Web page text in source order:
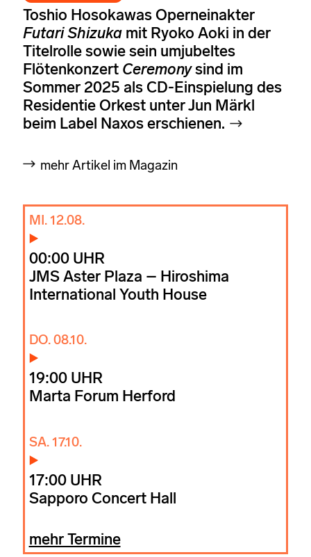
Toshio Hosokawas Operneinakter
Futari Shizuka mit Ryoko Aoki in der
Titelrolle sowie sein umjubeltes
Flötenkonzert Ceremonysind im
Sommer 2025 als CD-Einspielung des
Residentie Orkest unter Jun Märkl
beim Label Naxos erschienen.
mehr Artikel im Magazin
MI. 12.08.
00:00 UHR
JMS Aster Plaza – Hiroshima
International Youth House
DO. 08.10.
19:00 UHR
Marta Forum Herford
SA. 17.10.
17:00 UHR
Sapporo Concert Hall
mehr Termine